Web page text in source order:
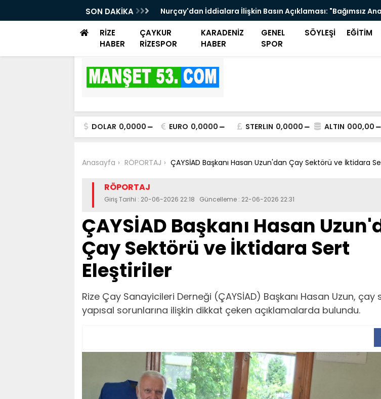
SON DAKİKA
Nurçay'dan İddialara İlişkin Basın Açıklaması: "Bağımsız
Ürünlerimizin Temiz Olduğunu Ortaya Koydu"
RİZE
HABER
ÇAYKUR
RİZESPOR
KARADENİZ
HABER
GENEL
SPOR
SÖYLEŞİ EĞİTİM
DOLAR 0,0000 EURO 0,0000 STERLIN 0,0000 ALTIN 000,00
Anasayfa RÖPORTAJ ÇAYSİAD Başkanı Hasan Uzun'dan Çay Sektörü ve İktidara
RÖPORTAJ
Giriş Tarihi : 20-06-2026 22:18 Güncelleme : 22-06-2026 22:31
ÇAYSİAD Başkanı Hasan
Çay Sektörü ve İktidara Sert
Eleştiriler
Rize Çay Sanayicileri Derneği (ÇAYSİAD) Başkanı Hasan Uzun, çay
yapısal sorunlarına ilişkin dikkat çeken açıklamalarda bulundu.